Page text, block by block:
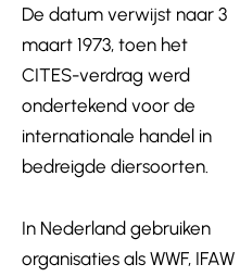
De datum verwijst naar 3
maart 1973, toen het
CITES-verdrag werd
ondertekend voor de
internationale handel in
bedreigde diersoorten.
In Nederland gebruiken
organisaties als WWF, IFAW